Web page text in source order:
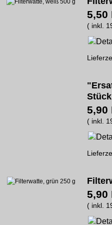
5,50
( inkl.
5,90
( inkl.
5,90
( inkl.